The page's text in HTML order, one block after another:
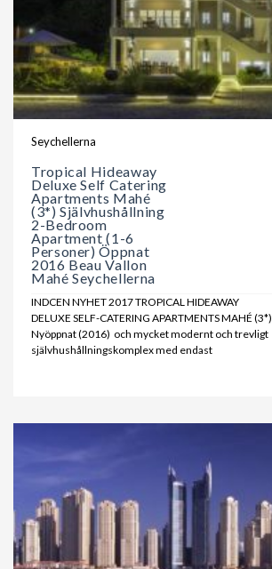
Seychellerna
Tropical Hideaway
Deluxe Self Catering
Apartments Mahé
(3*) Självhushållning
2-Bedroom
Apartment (1-6
Personer) Öppnat
2016 Beau Vallon
Mahé Seychellerna
INDCEN NYHET 2017 TROPICAL HIDEAWAY
DELUXE SELF-CATERING APARTMENTS MAHÉ (3*)
Nyöppnat (2016) och mycket modernt och trevligt
självhushållningskomplex med endast